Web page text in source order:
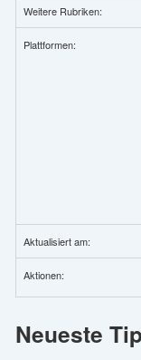
Weitere Rubriken:
Plattformen:
Aktualisiert am:
Aktionen:
Neueste